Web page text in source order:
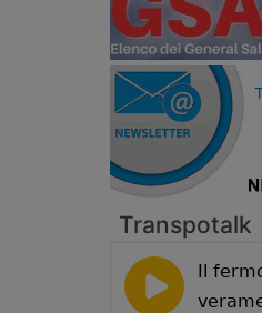
Transpotalk